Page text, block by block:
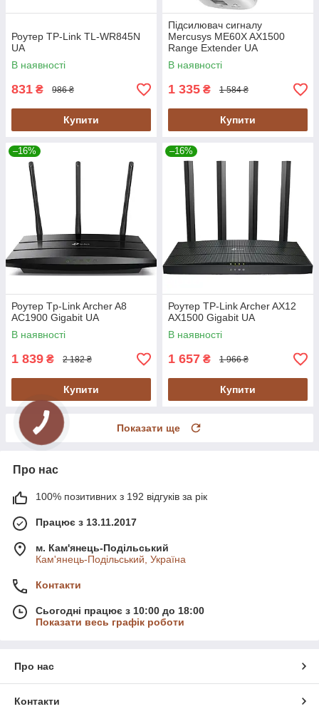
Роутер TP-Link TL-WR845N
UA
В наявності
831 ₴ 986 ₴
Купити
Підсилювач сигналу
Mercusys ME60X AX1500
Range Extender UA
В наявності
1 335 ₴ 1 584 ₴
Купити
–16%
Роутер Tp-Link Archer A8
AC1900 Gigabit UA
В наявності
1 839 ₴ 2 182 ₴
Купити
–16%
Роутер TP-Link Archer AX12
AX1500 Gigabit UA
В наявності
1 657 ₴ 1 966 ₴
Купити
Показати ще
Про нас
100% позитивних з 192 відгуків за рік
Працює з 13.11.2017
м. Кам'янець-Подільський
Кам'янець-Подільський, Україна
Контакти
Сьогодні працює з 10:00 до 18:00
Показати весь графік роботи
Про нас
Контакти